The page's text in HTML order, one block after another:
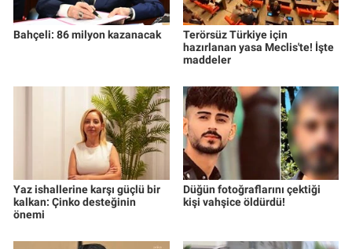
Bahçeli: 86 milyon kazanacak
Terörsüz Türkiye için
hazırlanan yasa Meclis'te! İşte
maddeler
Yaz ishallerine karşı güçlü bir
kalkan: Çinko desteğinin
önemi
Düğün fotoğraflarını çektiği
kişi vahşice öldürdü!